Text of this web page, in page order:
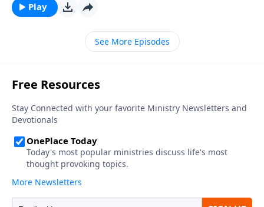
desordenado a causa de los terribles efectos del
pecado. Cristo, voluntariamente entró en el desorden
de nuestras vidas y realizó Su mejor obra en medio
de nosotros: la salvación. ¿Y cuál fue Su motivación?
Play
See More Episodes